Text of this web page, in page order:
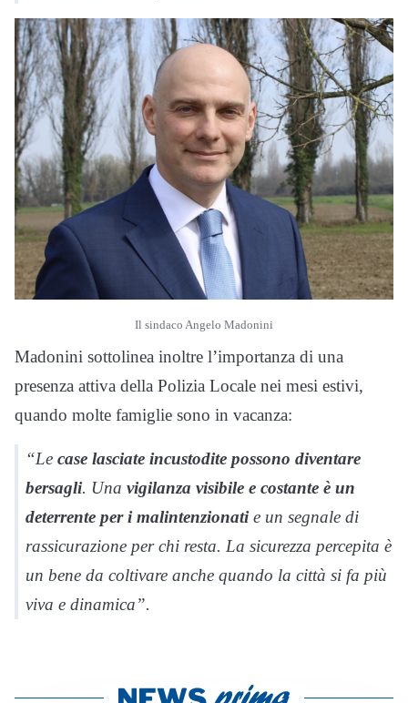
Il sindaco Angelo Madonini
Madonini sottolinea inoltre l’importanza di una
presenza attiva della Polizia Locale nei mesi estivi,
quando molte famiglie sono in vacanza:
“Le case lasciate incustodite possono diventare
bersagli. Una vigilanza visibile e costante è un
deterrente per i malintenzionatie un segnale di
rassicurazione per chi resta. La sicurezza percepita è
un bene da coltivare anche quando la città si fa più
viva e dinamica”.